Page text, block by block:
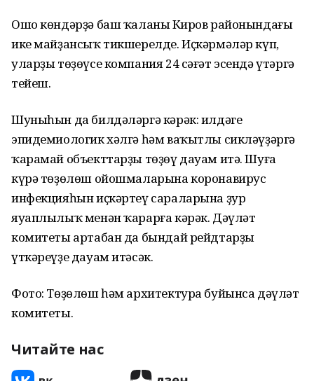
Ошо көндәрҙә баш ҡаланың Киров районындағы
ике майҙансыҡ тикшерелде. Иҫкәрмәләр күп,
уларҙы төҙөүсе компания 24 сәғәт эсендә үтәргә
тейеш.
Шуныһын да билдәләргә кәрәк: илдәге
эпидемиологик хәлгә һәм ваҡытлы сикләүҙәргә
ҡарамай объекттарҙы төҙөү дауам итә. Шуға
күрә төҙөлөш ойошмаларына коронавирус
инфекцияһын иҫкәртеү сараларына ҙур
яуаплылыҡ менән ҡарарға кәрәк. Дәүләт
комитеты артабан да бындай рейдтарҙы
үткәреүҙе дауам итәсәк.
Фото: Төҙөлөш һәм архитектура буйынса дәүләт
комитеты.
Читайте нас